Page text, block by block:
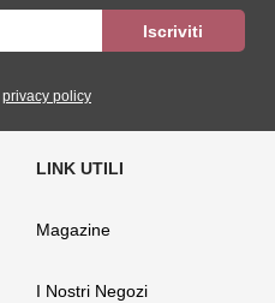
privacy policy
Magazine
I Nostri Negozi